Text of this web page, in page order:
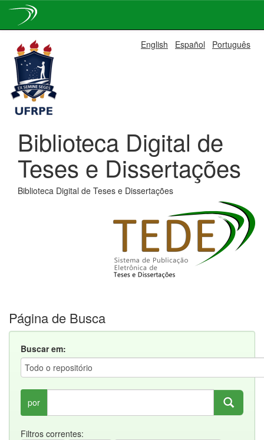
navigation
English Español Português
Biblioteca Digital de
Teses e Dissertações
Biblioteca Digital de Teses e Dissertações
Página de Busca
Buscar em:
por
Filtros correntes: